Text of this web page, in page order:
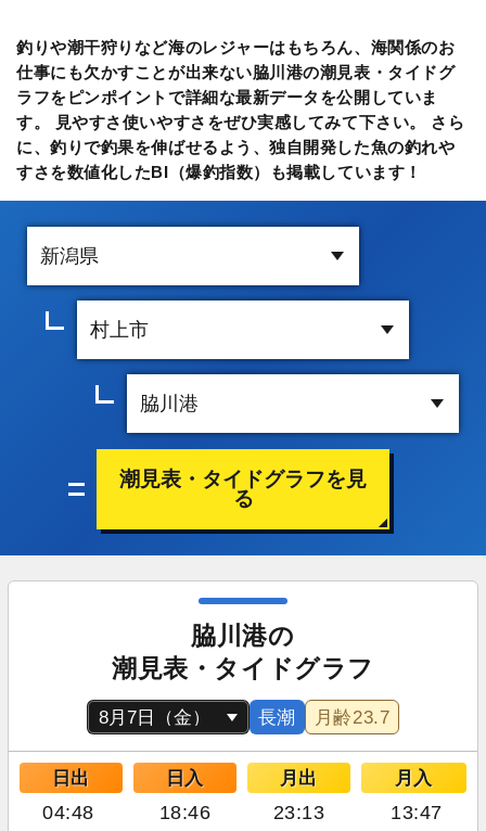
釣りや潮干狩りなど海のレジャーはもちろん、海関係のお
仕事にも欠かすことが出来ない脇川港の潮見表・タイドグ
ラフをピンポイントで詳細な最新データを公開していま
す。 見やすさ使いやすさをぜひ実感してみて下さい。 さら
に、釣りで釣果を伸ばせるよう、独自開発した魚の釣れや
すさを数値化したBI（爆釣指数）も掲載しています！
潮見表・タイドグラフを見
る
脇川港の
潮見表・タイドグラフ
長潮 月齢23.7
日出 日入 月出 月入
04:48 18:46 23:13 13:47